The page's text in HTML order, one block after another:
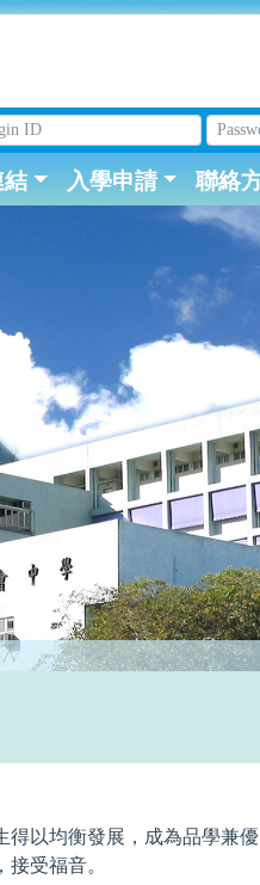
入學申請 聯絡
以均衡發展，成為品學兼
受福音。